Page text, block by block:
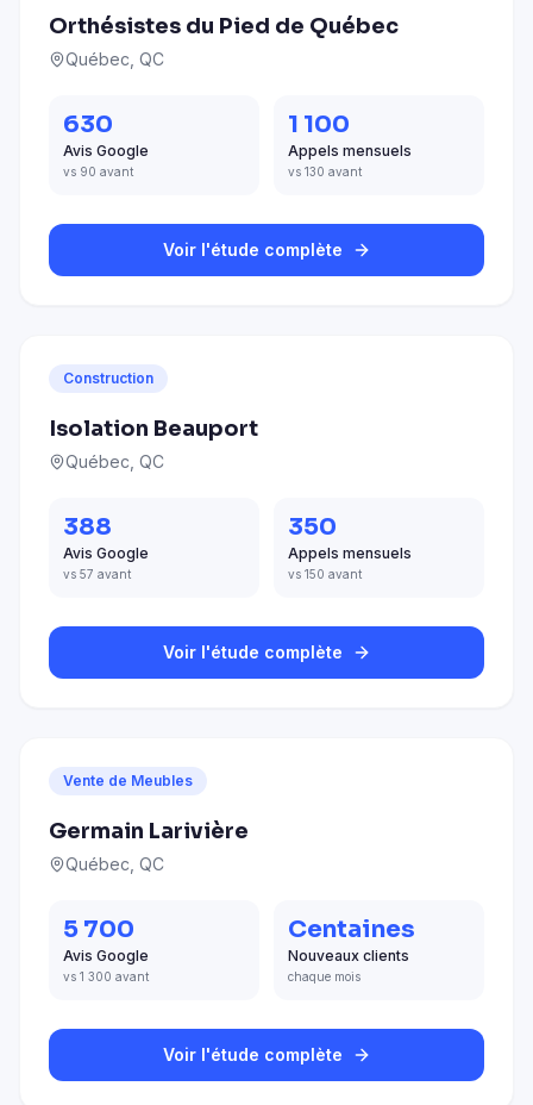
Orthésistes du Pied de Québec
Québec, QC
630
Avis Google
vs 90 avant
1 100
Appels mensuels
vs 130 avant
Voir l'étude complète
Construction
Isolation Beauport
Québec, QC
388
Avis Google
vs 57 avant
350
Appels mensuels
vs 150 avant
Voir l'étude complète
Vente de Meubles
Germain Larivière
Québec, QC
5 700
Avis Google
vs 1 300 avant
Centaines
Nouveaux clients
chaque mois
Voir l'étude complète